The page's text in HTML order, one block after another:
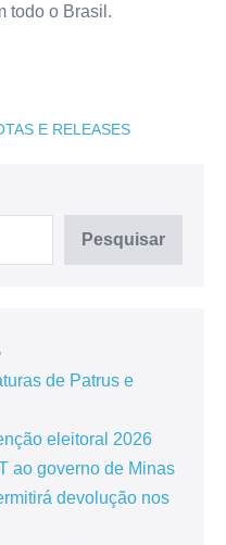
todo o Brasil.
E RELEASES
Pesquisar
de Patrus e
eleitoral 2026
ao governo de Minas
devolução nos